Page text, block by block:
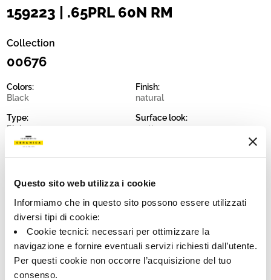
Questo sito web utilizza i cookie
Informiamo che in questo sito possono essere utilizzati
diversi tipi di cookie:
Cookie tecnici: necessari per ottimizzare la
navigazione e fornire eventuali servizi richiesti dall’utente.
Per questi cookie non occorre l’acquisizione del tuo
consenso.
159223 | .65PRL 60N RM
Collection
00676
Colors:
Black
Type:
Plain
Format:
60.0x60.0
Finish:
natural
Surface look:
matt
V2
Unit of measure:
Share: